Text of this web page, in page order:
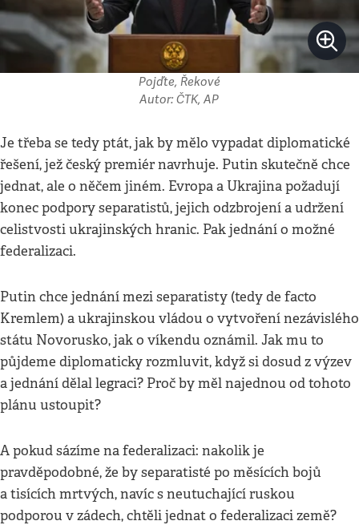
Pojďte, Řekové
Autor: ČTK, AP
Je třeba se tedy ptát, jak by mělo vypadat diplomatické
řešení, jež český premiér navrhuje. Putin skutečně chce
jednat, ale o něčem jiném. Evropa a Ukrajina požadují
konec podpory separatistů, jejich odzbrojení a udržení
celistvosti ukrajinských hranic. Pak jednání o možné
federalizaci.
Putin chce jednání mezi separatisty (tedy de facto
Kremlem) a ukrajinskou vládou o vytvoření nezávislého
státu Novorusko, jak o víkendu oznámil. Jak mu to
půjdeme diplomaticky rozmluvit, když si dosud z výzev
a jednání dělal legraci? Proč by měl najednou od tohoto
plánu ustoupit?
A pokud sázíme na federalizaci: nakolik je
pravděpodobné, že by separatisté po měsících bojů
a tisících mrtvých, navíc s neutuchající ruskou
podporou v zádech, chtěli jednat o federalizaci země?